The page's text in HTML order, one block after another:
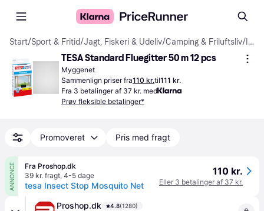
Start/Sport & Fritid/Jagt, Fiskeri & Udeliv/Camping & Friluftsliv/ Insektnet
TESA Standard Fluegitter 50 m 12 pcs
Myggenet
Sammenlign priser fra110 kr.til111 kr.
Fra 3 betalinger af 37 kr. med
Prøv fleksible betalinger*
Promoveret Pris med fragt
ANNONCE
Fra Proshop.dk
39 kr. fragt, 4-5 dage
tesa Insect Stop Mosquito Net
110 kr.
Eller 3 betalinger af 37 kr.
Proshop.dk 4.8(1280)